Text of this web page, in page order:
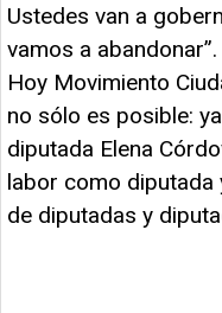
Ustedes van a
vamos a abandonar”.
Hoy Movimiento
no sólo es posible:
diputada Elena
labor como diputada
de diputadas y